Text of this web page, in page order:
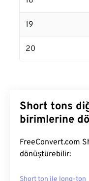
19
20
Short tons
birimlerine
FreeConvert.com
dönüştürebilir:
Short ton ile long-ton